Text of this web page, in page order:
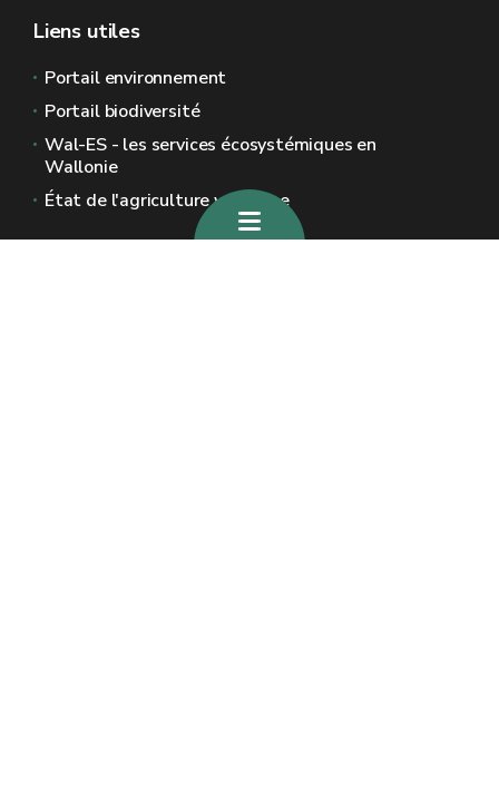
Liens utiles
Portail environnement
Portail biodiversité
Wal-ES - les services écosystémiques en
Wallonie
État de l'agriculture wallonne